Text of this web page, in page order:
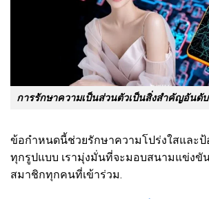
การรักษาความเป็นส่วนตัวเป็นสิ่งสำคัญอันดับ
ข้อกำหนดนี้ช่วยรักษาความโปร่งใสและป้
ทุกรูปแบบ เรามุ่งมั่นที่จะมอบสนามแข่งขั
สมาชิกทุกคนที่เข้าร่วม.